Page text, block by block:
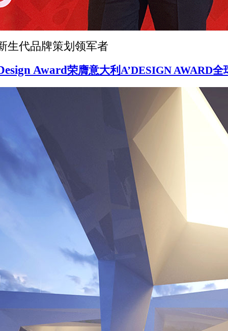
生代品牌策划领军者
Award荣膺意大利A’DESIGN AWARD全